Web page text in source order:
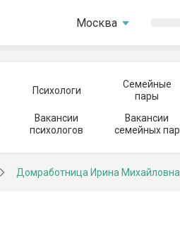
Москва
Психологи
Семейные
пары
Вакансии
психологов
Вакансии
семейных пар
Домработница Ирина Михайловна